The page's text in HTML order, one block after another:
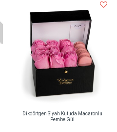
Dikdörtgen Siyah Kutuda Macaronlu
Pembe Gül